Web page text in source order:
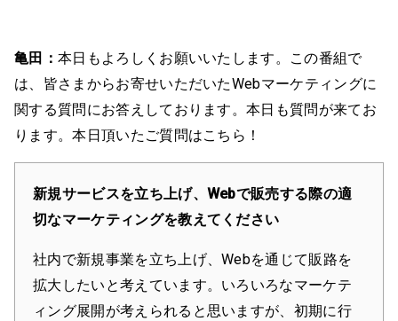
亀田： 本日もよろしくお願いいたします。この番組で
は、皆さまからお寄せいただいたWebマーケティングに
関する質問にお答えしております。本日も質問が来てお
ります。本日頂いたご質問はこちら！
新規サービスを立ち上げ、Webで販売する際の適
切なマーケティングを教えてください
社内で新規事業を立ち上げ、Webを通じて販路を
拡大したいと考えています。いろいろなマーケテ
ィング展開が考えられると思いますが、初期に行